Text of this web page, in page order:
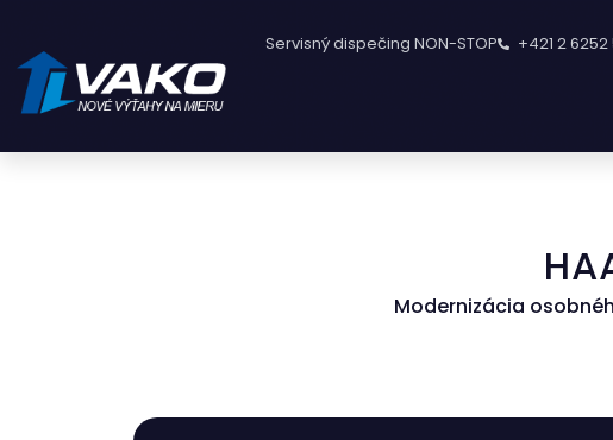
Servisný dispečing NON-STOP +421 2 6252
Modernizácia